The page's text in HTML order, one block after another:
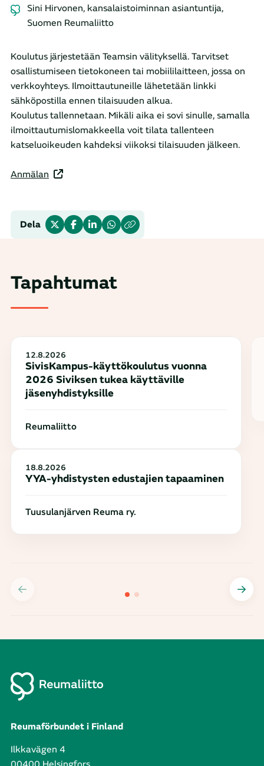
Sini Hirvonen, kansalaistoiminnan asiantuntija,
Suomen Reumaliitto
Koulutus järjestetään Teamsin välityksellä. Tarvitset
osallistumiseen tietokoneen tai mobiililaitteen, jossa on
verkkoyhteys. Ilmoittautuneille lähetetään linkki
sähköpostilla ennen tilaisuuden alkua.
Koulutus tallennetaan. Mikäli aika ei sovi sinulle, samalla
ilmoittautumislomakkeella voit tilata tallenteen
katseluoikeuden kahdeksi viikoksi tilaisuuden jälkeen.
Anmälan
Dela
Tapahtumat
12.8.2026
SivisKampus-käyttökoulutus vuonna
2026 Siviksen tukea käyttäville
jäsenyhdistyksille
Reumaliitto
18.8.2026
YYA-yhdistysten edustajien tapaaminen
Tuusulanjärven Reuma ry.
Reumaförbundet i Finland
Ilkkavägen 4